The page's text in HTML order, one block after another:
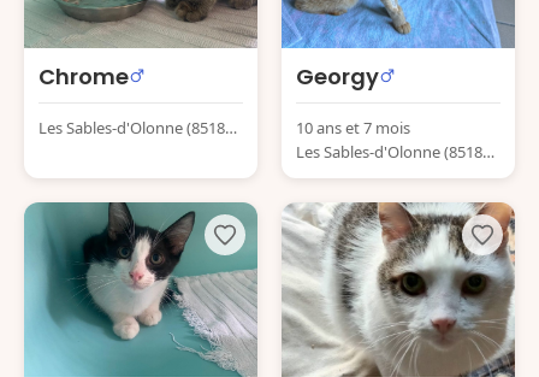
Chrome
Les Sables-d'Olonne (85180)
Georgy
10 ans et 7 mois
Les Sables-d'Olonne (85180)
France